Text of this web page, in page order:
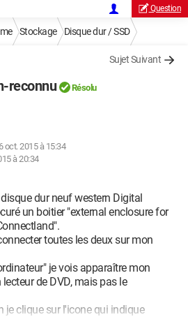
Question
Stockage Disque dur / SSD
Sujet Suivant
reconnu Résolu
oct. 2015 à 15:34
à 20:34
dur neuf western Digital
un boitier "external enclosure for
toutes les deux sur mon
je vois apparaître mon
de DVD, mais pas le
je clique sur l'icone qui indique